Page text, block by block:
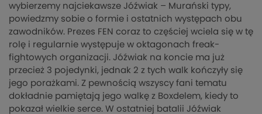
wybierzemy najciekawsze Jóźwiak – Murański typy,
powiedzmy sobie o formie i ostatnich występach obu
zawodników. Prezes FEN coraz to częściej wciela się w tę
rolę i regularnie występuje w oktagonach freak-
fightowych organizacji. Jóźwiak na koncie ma już
przecież 3 pojedynki, jednak 2 z tych walk kończyły się
jego porażkami. Z pewnością wszyscy fani tematu
dokładnie pamiętają jego walkę z Boxdelem, kiedy to
pokazał wielkie serce. W ostatniej batalii Jóźwiak